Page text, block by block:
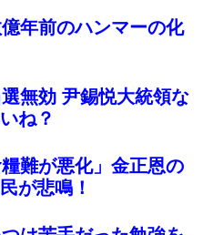
億年前のハンマーの化
無効 尹錫悦大統領な
ね？
糧難が悪化」金正恩の
が悲鳴！